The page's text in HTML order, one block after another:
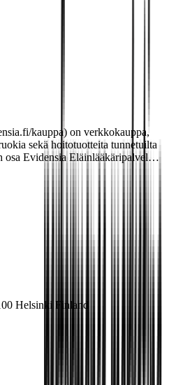
kauppa) on verkkokauppa,
sekä hoitotuotteita tunnetuilta
osa Evidensia Eläinlääkäripalvel…
Helsinki Finland